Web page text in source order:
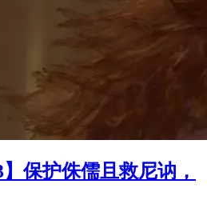
保护侏儒且救尼讷，